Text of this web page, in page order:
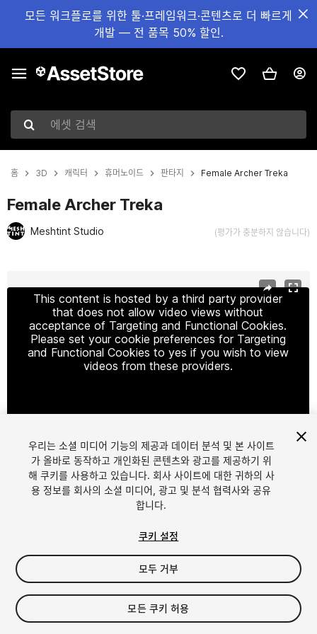
모든 워크플로를 위한 툴·프레임워크·콘텐츠로 더 빠르게
개발 — 전 품목 50% 할인.
에셋 검색
홈 3D 캐릭터 휴머노이드 판타지 Female Archer Treka
Female Archer Treka
Meshtint Studio (평가가 충분하지 않습니다)
This content is hosted by a third party provider
that does not allow video views without
acceptance of Targeting and Functional Cookies.
Please set your cookie preferences for Targeting
and Functional Cookies to yes if you wish to view
videos from these providers.
1/3
$9.90
세금/부가세는 결제 시 반영됩니다.
우리는 소셜 미디어 기능의 제공과 데이터 분석 및 본 사이트
가 올바로 동작하고 개인화된 콘텐츠와 광고를 제공하기 위
해 쿠키를 사용하고 있습니다. 회사 사이트에 대한 귀하의 사
용 정보를 회사의 소셜 미디어, 광고 및 분석 협력사와 공유
합니다.
쿠키 설정
모두 거부
모든 쿠키 허용